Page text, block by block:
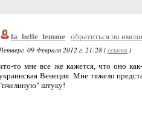
la_belle_femme обратиться по имени
Четверг, 09 Февраля 2012 г. 21:28 (ссылка )
то мне все же кажется, что оно
Венеция. Мне тяжело
штуку!